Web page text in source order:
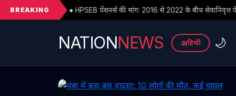
BREAKING
पेंशनर्स की मांग: 2016 से 2022 के बीच सेवानिवृत्त पेंशनरों के सभी देय लाभ तुरंत
NATIONNEWS अहिन्दी 🌙